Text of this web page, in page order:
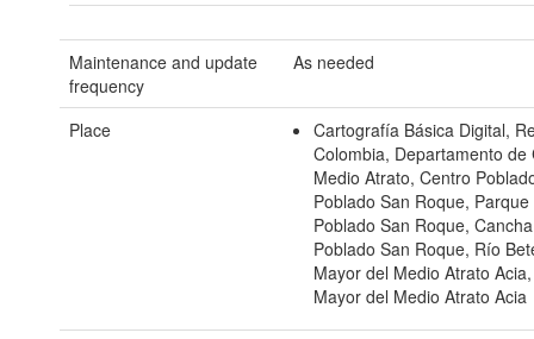
Maintenance and update
frequency
As needed
Place
Cartografía Básica Digital,
Colombia, Departamento de
Medio Atrato, Centro
Poblado San Roque,
Poblado San Roque,
Poblado San Roque, Río
Mayor del Medio Atrato
Mayor del Medio Atrato Acia